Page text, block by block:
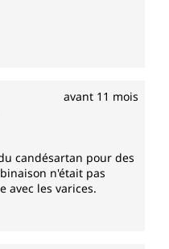
avant 11 mois
candésartan pour des
n'était pas
avec les varices.